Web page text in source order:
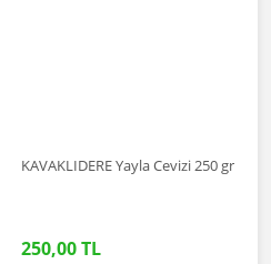
KAVAKLIDERE Yayla Cevizi 250 gr
250,00 TL